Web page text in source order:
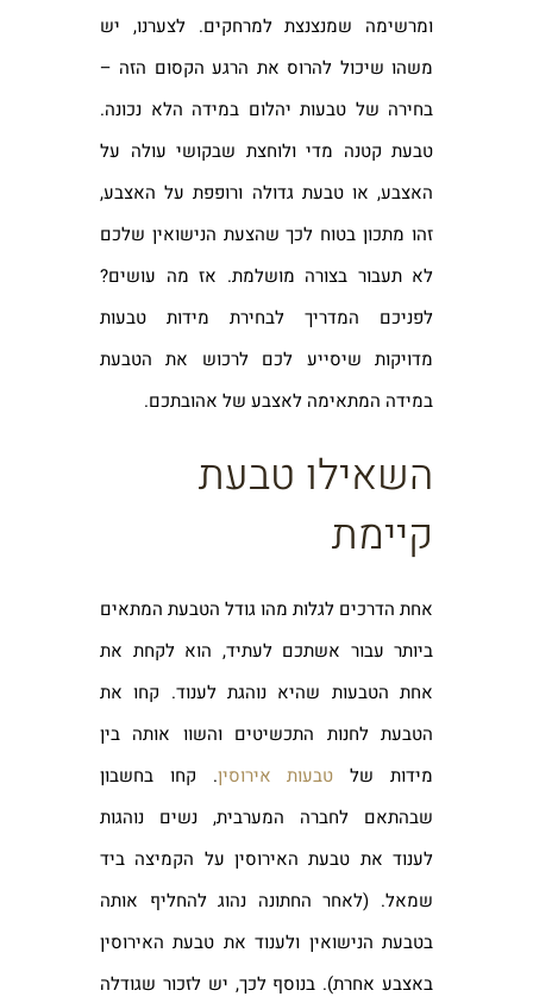
ומרשימה שמנצנצת למרחקים. לצערנו, יש
משהו שיכול להרוס את הרגע הקסום הזה –
בחירה של טבעות יהלום במידה הלא נכונה.
טבעת קטנה מדי ולוחצת שבקושי עולה על
האצבע, או טבעת גדולה ורופפת על האצבע,
זהו מתכון בטוח לכך שהצעת הנישואין שלכם
לא תעבור בצורה מושלמת. אז מה עושים?
לפניכם המדריך לבחירת מידות טבעות
מדויקות שיסייע לכם לרכוש את הטבעת
במידה המתאימה לאצבע של אהובתכם.
השאילו טבעת
קיימת
אחת הדרכים לגלות מהו גודל הטבעת המתאים
ביותר עבור אשתכם לעתיד, הוא לקחת את
אחת הטבעות שהיא נוהגת לענוד. קחו את
הטבעת לחנות התכשיטים והשוו אותה בין
מידות של טבעות אירוסין. קחו בחשבון
שבהתאם לחברה המערבית, נשים נוהגות
לענוד את טבעת האירוסין על הקמיצה ביד
שמאל. (לאחר החתונה נהוג להחליף אותה
בטבעת הנישואין ולענוד את טבעת האירוסין
באצבע אחרת). בנוסף לכך, יש לזכור שגודלה